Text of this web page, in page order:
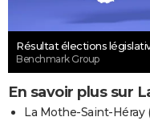
Résultat élections
Benchmark Group
En savoir plus sur
La Mothe-Saint-Héray